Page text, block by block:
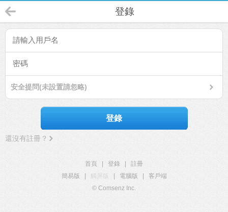
登錄
安全提問(未設置請忽略)
登錄
還沒有註冊？
首頁 登錄
註冊
簡易版
觸屏版 電腦版
客戶端
© Comsenz Inc.